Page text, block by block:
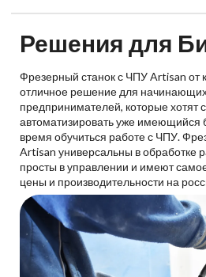
Решения для
Фрезерный станок с ЧПУ Artisan от
отличное решение для
предпринимателей, которые хотят
автоматизировать уже имеющийся
время обучиться работе с ЧПУ.
Artisan универсальны в обработке
просты в управлении и имеют
цены и производительности на